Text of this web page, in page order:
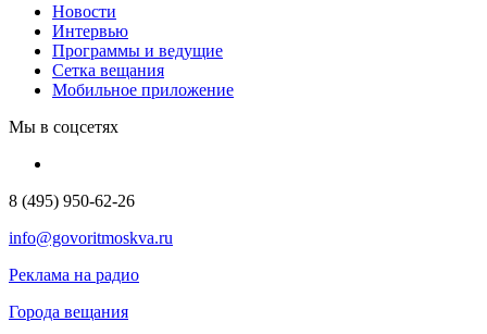
Новости
Интервью
Программы и ведущие
Сетка вещания
Мобильное приложение
Мы в соцсетях
8 (495) 950-62-26
info@govoritmoskva.ru
Реклама на радио
Города вещания